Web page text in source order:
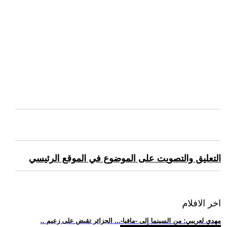
التعليق والتصويت على الموضوع في الموقع الرئيسي
اخر الافلام
.. مهدي لعريبي: من السينما إلى -مافيا-... الجزائر تقبض على زعيم